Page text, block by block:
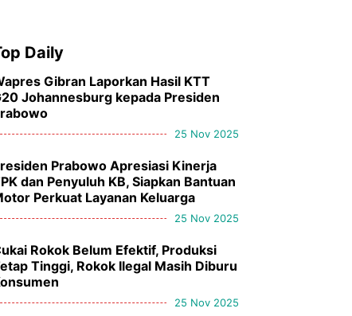
Daily
Gibran Laporkan Hasil KTT
Johannesburg kepada Presiden
25 Nov 2025
Prabowo Apresiasi Kinerja
dan Penyuluh KB, Siapkan Bantuan
Perkuat Layanan Keluarga
25 Nov 2025
Rokok Belum Efektif, Produksi
Tinggi, Rokok Ilegal Masih Diburu
25 Nov 2025